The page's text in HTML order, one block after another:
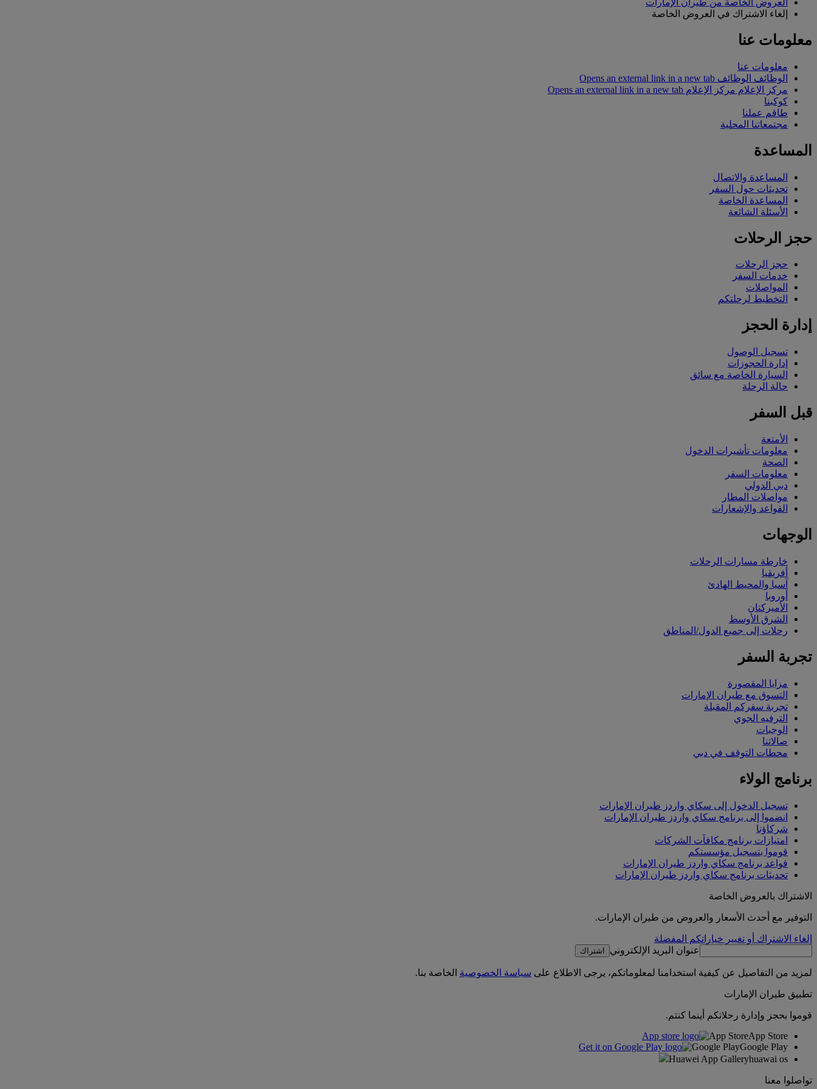
العروض الخاصة من طيران الإمارات
إلغاء الاشتراك في العروض الخاصة
معلومات عنا
معلومات عنا
الوظائف الوظائف Opens an external link in a new tab
مركز الإعلام مركز الإعلام Opens an external link in a new tab
كوكبنا
طاقم عملنا
مجتمعاتنا المحلية
المساعدة
المساعدة والاتصال
تحديثات حول السفر
المساعدة الخاصة
الأسئلة الشائعة
حجز الرحلات
حجز الرحلات
خدمات السفر
المواصلات
التخطيط لرحلتكم
إدارة الحجز
تسجيل الوصول
إدارة الحجوزات
السيارة الخاصة مع سائق
حالة الرحلة
قبل السفر
الأمتعة
معلومات تأشيرات الدخول
الصحة
معلومات السفر
دبي الدولي
مواصلات المطار
القواعد والإشعارات
الوجهات
خارطة مسارات الرحلات
أفريقيا
آسيا والمحيط الهادئ
أوروبا
الأميركتان
الشرق الأوسط
رحلات إلى جميع الدول/المناطق
تجربة السفر
مزايا المقصورة
التسوق مع طيران الإمارات
تجربة سفركم المقبلة
الترفيه الجوي
الوجبات
صالاتنا
محطات التوقف في دبي
برنامج الولاء
تسجيل الدخول إلى سكاي واردز طيران الإمارات
انضموا إلى برنامج سكاي واردز طيران الإمارات
شركاؤنا
امتيازات برنامج مكافآت الشركات
قوموا بتسجيل مؤسستكم
قواعد برنامج سكاي واردز طيران الإمارات
تحديثات برنامج سكاي واردز طيران الإمارات
الاشتراك بالعروض الخاصة
التوفير مع أحدث الأسعار والعروض من طيران الإمارات.
إلغاء الاشتراك أو تغيير خياراتكم المفضلة
عنوان البريد الإلكتروني
اشتراك
لمزيد من التفاصيل عن كيفية استخدامنا لمعلوماتكم، يرجى الاطلاع على سياسة الخصوصية الخاصة بنا.
تطبيق طيران الإمارات
قوموا بحجز وإدارة رحلاتكم أينما كنتم.
App StoreApp Store
Google PlayGoogle Play
Huawei App Galleryhuawai os
تواصلوا معنا